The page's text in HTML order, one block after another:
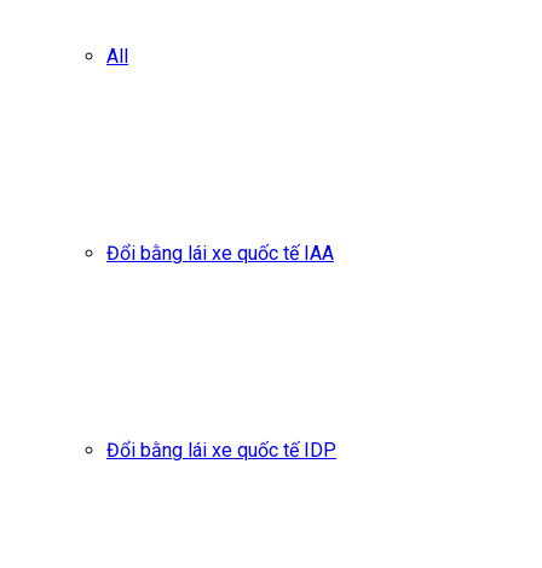
All
Đổi bằng lái xe quốc tế IAA
Đổi bằng lái xe quốc tế IDP